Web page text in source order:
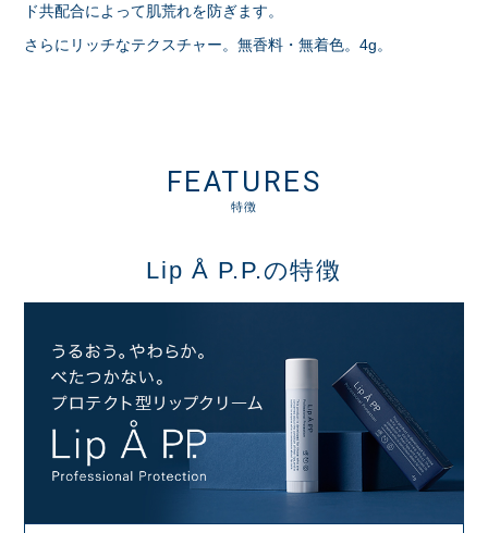
ド共配合によって肌荒れを防ぎます。
さらにリッチなテクスチャー。無香料・無着色。4g。
FEATURES
特徴
Lip Å P.P.の特徴